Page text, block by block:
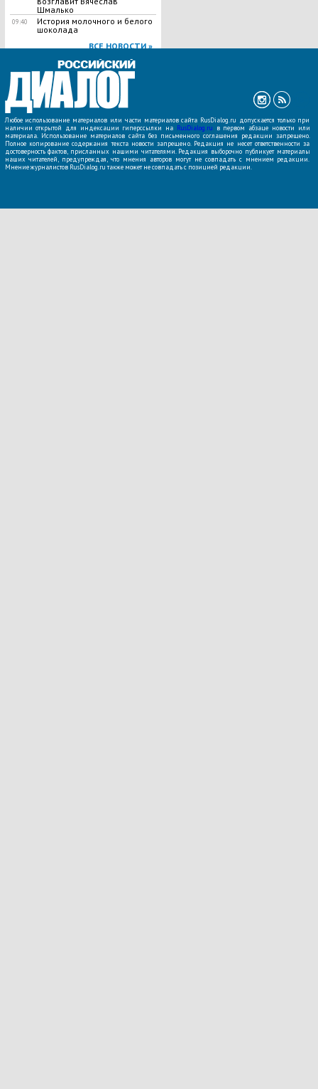
Шмалько
09:40
История молочного и белого
шоколада
ВСЕ НОВОСТИ »
Любое использование материалов или части материалов сайта RusDialog.ru допускается только при
наличии открытой для индексации гиперссылки на RusDialog.ru в первом абзаце новости или
материала. Использование материалов сайта без письменного соглашения редакции запрещено.
Полное копирование содержания текста новости запрещено. Редакция не несет ответственности за
достоверность фактов, присланных нашими читателями. Редакция выборочно публикует материалы
наших читателей, предупреждая, что мнения авторов могут не совпадать с мнением редакции.
Мнение журналистов RusDialog.ru также может не совпадать с позицией редакции.